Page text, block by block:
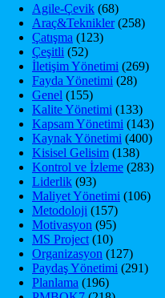
Agile-Çevik (68)
Araç&Teknikler(258)
Çatışma (123)
Çeşitli (52)
İletişim Yönetimi (269)
Fayda Yönetimi (28)
Genel (155)
Kalite Yönetimi (133)
Kapsam Yönetimi (143)
Kaynak Yönetimi (400)
Kisisel Gelisim (138)
Kontrol ve İzleme (283)
Liderlik (93)
Maliyet Yönetimi (106)
Metodoloji (157)
Motivasyon (95)
MS Project (10)
Organizasyon (127)
Paydaş Yönetimi (291)
Planlama (196)